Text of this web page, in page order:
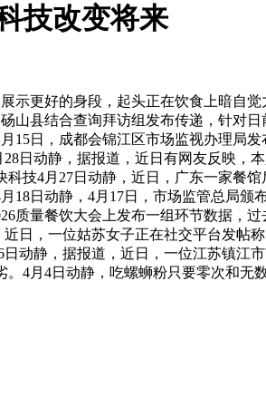
技改变将来
更好的身段，起头正在饮食上暗自
山县结合查询拜访组发布传递，针对
15日，成都会锦江区市场监视办理局
28日动静，据报道，近日有网友反映
技4月27日动静，近日，广东一家餐
18日动静，4月17日，市场监管总局
质量餐饮大会上发布一组环节数据，
日，一位姑苏女子正在社交平台发
动静，据报道，近日，一位江苏镇
4月4日动静，吃螺蛳粉只要零次和